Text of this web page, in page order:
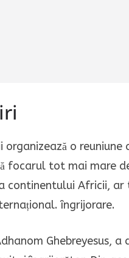
organizează o
focarul tot mai mare
continentului Africii, ar
îngrijorare.
Ghebreyesus,